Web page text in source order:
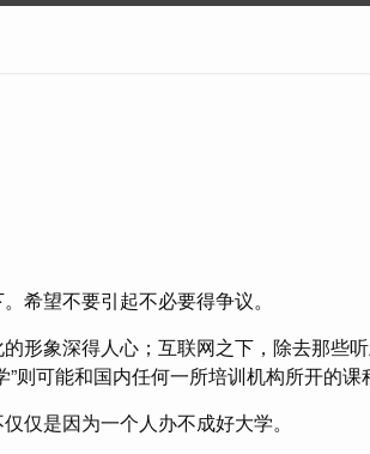
希望不要引起不必要得争议。
形象深得人心；互联网之下，除去那些
则可能和国内任何一所培训机构所开的课
仅是因为一个人办不成好大学。